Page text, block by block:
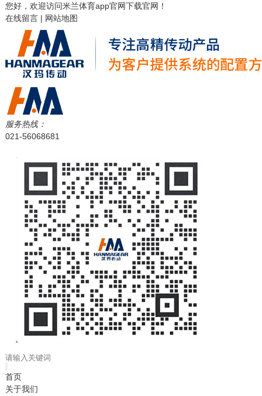
您好，欢迎访问米兰体育app官网下载官网！
在线留言| 网站地图
服务热线：
021-56068681
首页
关于我们